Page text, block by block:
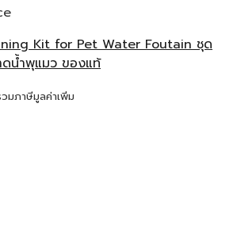
Kit for Pet Water Foutain ชุด
น้ำพุแมว ของแท้
มภาษีมูลค่าเพิ่ม